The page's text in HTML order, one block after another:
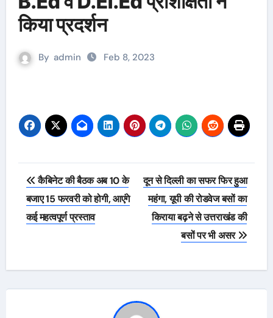
किया प्रदर्शन
By admin Feb 8, 2023
Post
navigation
कैबिनेट की बैठक अब 10 के
बजाए 15 फरवरी को होगी, आएंगे
कई महत्वपूर्ण प्रस्ताव
दून से दिल्ली का सफर फिर हुआ
महंगा, यूपी की रोडवेज बसों का
किराया बढ़ने से उत्तराखंड की
बसों पर भी असर